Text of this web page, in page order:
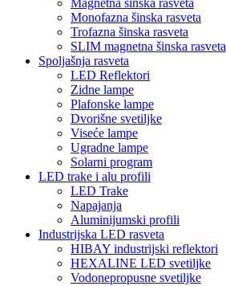
Magnetna šinska rasveta
Monofazna šinska rasveta
Trofazna šinska rasveta
SLIM magnetna šinska rasveta
Spoljašnja rasveta
LED Reflektori
Zidne lampe
Plafonske lampe
Dvorišne svetiljke
Viseće lampe
Ugradne lampe
Solarni program
LED trake i alu profili
LED Trake
Napajanja
Aluminijumski profili
Industrijska LED rasveta
HIBAY industrijski reflektori
HEXALINE LED svetiljke
Vodonepropusne svetiljke